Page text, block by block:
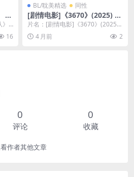
(2
瓣
16
BL/耽美精选 同性
[剧情电影]《3670》(2025) 夸
克网盘1080P高清资源下载
片名：[剧情电影]《3670》(2025)
夸克网盘1080P高清资源下载 分
类...4 月前 2
0
评论
0
收藏
作者其他文章